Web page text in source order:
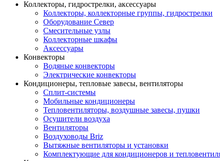
Коллекторы, гидрострелки, аксессуары
Коллекторы, коллекторные группы, гидрострелки
Оборудование Север
Смесительные узлы
Коллекторные шкафы
Аксессуары
Конвекторы
Водяные конвекторы
Электрические конвекторы
Кондиционеры, тепловые завесы, вентиляторы
Сплит-системы
Мобильные кондиционеры
Тепловентиляторы, воздушные завесы, пушки
Осушители воздуха
Вентиляторы
Воздуховоды Briz
Вытяжные вентиляторы и установки
Комплектующие для кондиционеров и